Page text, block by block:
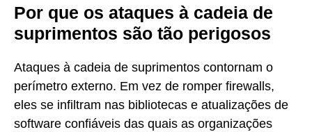
Por que os ataques à cadeia de
suprimentos são tão perigosos
Ataques à cadeia de suprimentos contornam o
perímetro externo. Em vez de romper firewalls,
eles se infiltram nas bibliotecas e atualizações de
software confiáveis das quais as organizações